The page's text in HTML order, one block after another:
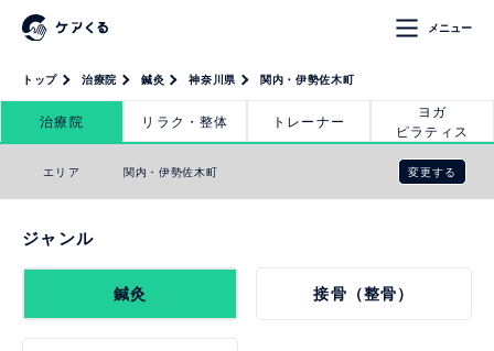
メニュー
トップ 治療院 鍼灸 神奈川県 関内・伊勢佐木町
治療院 リラク・整体 トレーナー
ヨガ
ピラティス
エリア 関内・伊勢佐木町 変更する
ジャンル
鍼灸 接骨（整骨）